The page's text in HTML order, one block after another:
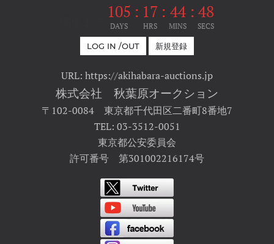
105
DAYS
: 17
HRS
: 44
MINS
: 48
SECS
LOG IN /OUT 新規登録
URL: https://akihabara-auctions.jp
株式会社 秋葉原オークション
〒102-0084 東京都千代田区二番町8番地7
TEL: 03-3512-0051
東京都公安委員会
許可番号 第301002216174号